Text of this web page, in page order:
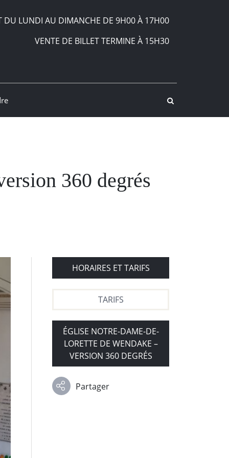
DU LUNDI AU DIMANCHE DE 9H00 À 17H00
VENTE DE BILLET TERMINE À 15H30
360 degrés
HORAIRES ET TARIFS
TARIFS
ÉGLISE NOTRE-DAME-DE-
LORETTE DE WENDAKE –
VERSION 360 DEGRÉS
Partager